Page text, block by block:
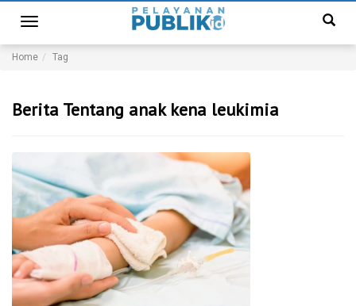
Toggle
navigation
Home Tag
Berita Tentang anak kena leukimia